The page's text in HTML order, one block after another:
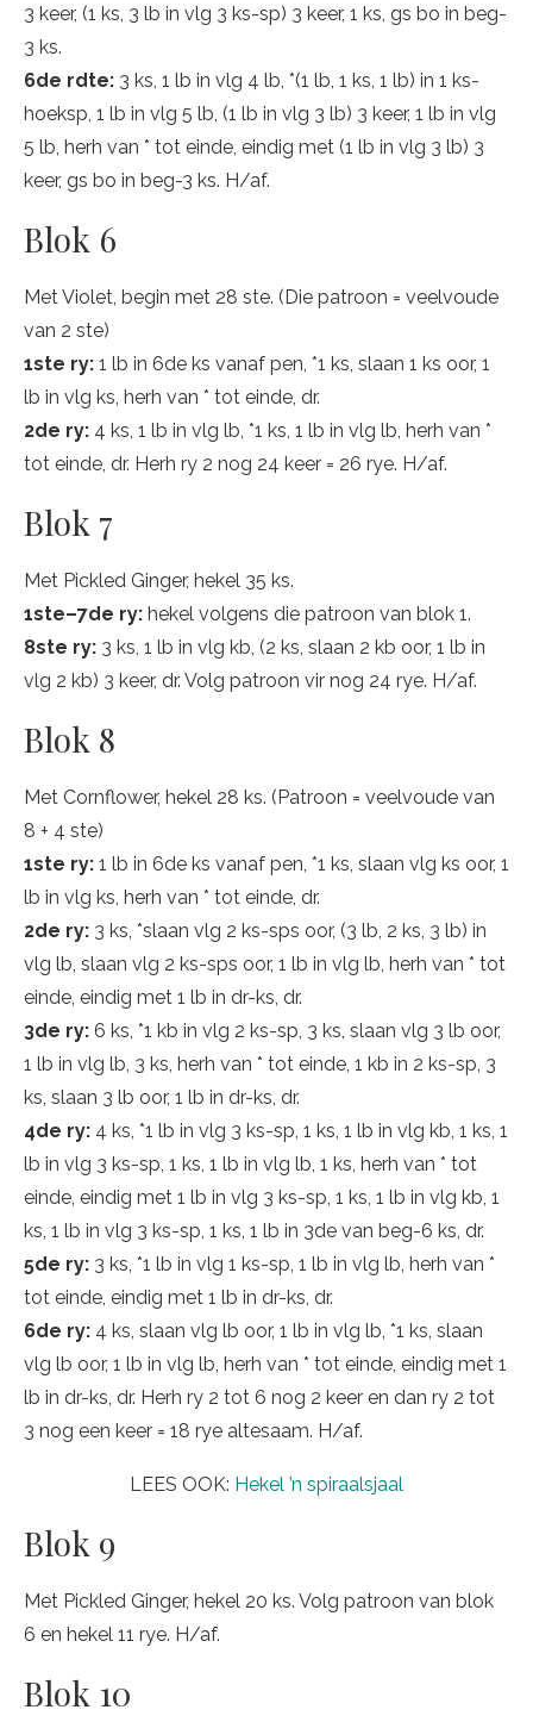
3 keer, (1 ks, 3 lb in vlg 3 ks-sp) 3 keer, 1 ks, gs bo in beg-
3 ks.
6de rdte: 3 ks, 1 lb in vlg 4 lb, *(1 lb, 1 ks, 1 lb) in 1 ks-
hoeksp, 1 lb in vlg 5 lb, (1 lb in vlg 3 lb) 3 keer, 1 lb in vlg
5 lb, herh van * tot einde, eindig met (1 lb in vlg 3 lb) 3
keer, gs bo in beg-3 ks. H/af.
Blok 6
Met Violet, begin met 28 ste. (Die patroon = veelvoude
van 2 ste)
1ste ry: 1 lb in 6de ks vanaf pen, *1 ks, slaan 1 ks oor, 1
lb in vlg ks, herh van * tot einde, dr.
2de ry: 4 ks, 1 lb in vlg lb, *1 ks, 1 lb in vlg lb, herh van *
tot einde, dr. Herh ry 2 nog 24 keer = 26 rye. H/af.
Blok 7
Met Pickled Ginger, hekel 35 ks.
1ste–7de ry: hekel volgens die patroon van blok 1.
8ste ry: 3 ks, 1 lb in vlg kb, (2 ks, slaan 2 kb oor, 1 lb in
vlg 2 kb) 3 keer, dr. Volg patroon vir nog 24 rye. H/af.
Blok 8
Met Cornflower, hekel 28 ks. (Patroon = veelvoude van
8 + 4 ste)
1ste ry: 1 lb in 6de ks vanaf pen, *1 ks, slaan vlg ks oor, 1
lb in vlg ks, herh van * tot einde, dr.
2de ry: 3 ks, *slaan vlg 2 ks-sps oor, (3 lb, 2 ks, 3 lb) in
vlg lb, slaan vlg 2 ks-sps oor, 1 lb in vlg lb, herh van * tot
einde, eindig met 1 lb in dr-ks, dr.
3de ry: 6 ks, *1 kb in vlg 2 ks-sp, 3 ks, slaan vlg 3 lb oor,
1 lb in vlg lb, 3 ks, herh van * tot einde, 1 kb in 2 ks-sp, 3
ks, slaan 3 lb oor, 1 lb in dr-ks, dr.
4de ry: 4 ks, *1 lb in vlg 3 ks-sp, 1 ks, 1 lb in vlg kb, 1 ks, 1
lb in vlg 3 ks-sp, 1 ks, 1 lb in vlg lb, 1 ks, herh van * tot
einde, eindig met 1 lb in vlg 3 ks-sp, 1 ks, 1 lb in vlg kb, 1
ks, 1 lb in vlg 3 ks-sp, 1 ks, 1 lb in 3de van beg-6 ks, dr.
5de ry: 3 ks, *1 lb in vlg 1 ks-sp, 1 lb in vlg lb, herh van *
tot einde, eindig met 1 lb in dr-ks, dr.
6de ry: 4 ks, slaan vlg lb oor, 1 lb in vlg lb, *1 ks, slaan
vlg lb oor, 1 lb in vlg lb, herh van * tot einde, eindig met 1
lb in dr-ks, dr. Herh ry 2 tot 6 nog 2 keer en dan ry 2 tot
3 nog een keer = 18 rye altesaam. H/af.
LEES OOK: Hekel ’n spiraalsjaal
Blok 9
Met Pickled Ginger, hekel 20 ks. Volg patroon van blok
6 en hekel 11 rye. H/af.
Blok 10